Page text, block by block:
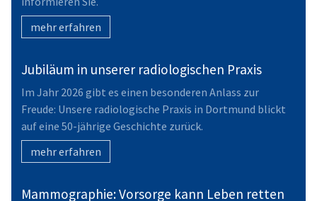
mehr erfahren
Jubiläum in unserer radiologischen Praxis
Im Jahr 2026 gibt es einen besonderen Anlass zur
Freude: Unsere radiologische Praxis in Dortmund blickt
auf eine 50-jährige Geschichte zurück.
mehr erfahren
Mammographie: Vorsorge kann Leben retten